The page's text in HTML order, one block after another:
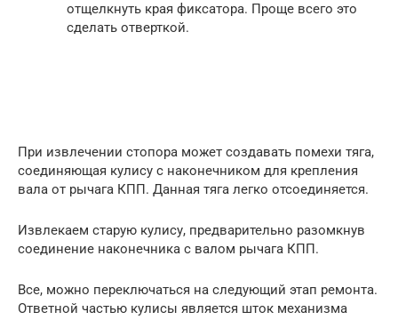
отщелкнуть края фиксатора. Проще всего это
сделать отверткой.
При извлечении стопора может создавать помехи тяга,
соединяющая кулису с наконечником для крепления
вала от рычага КПП. Данная тяга легко отсоединяется.
Извлекаем старую кулису, предварительно разомкнув
соединение наконечника с валом рычага КПП.
Все, можно переключаться на следующий этап ремонта.
Ответной частью кулисы является шток механизма